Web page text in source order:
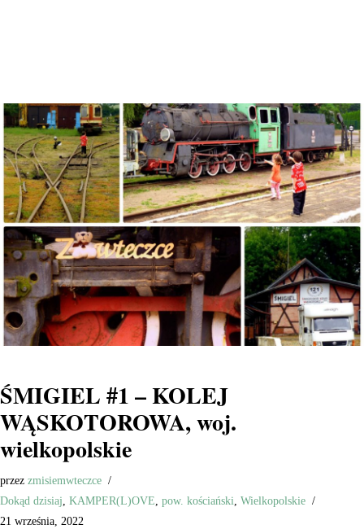
ŚMIGIEL #1 – KOLEJ
WĄSKOTOROWA, woj.
wielkopolskie
przez zmisiemwteczce
Dokąd dzisiaj, KAMPER(L)OVE, pow. kościański, Wielkopolskie
21 września, 2022